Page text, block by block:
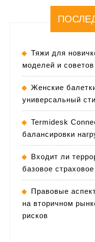
Тяжи для
моделей и
Женские
универсальный
Termidesk
балансировки
Входит ли
базовое
Правовые
на вторичном
рисков